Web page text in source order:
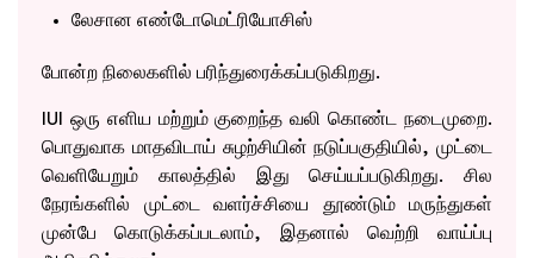
லேசான எண்டோமெட்ரியோசிஸ்
போன்ற நிலைகளில் பரிந்துரைக்கப்படுகிறது.
IUI ஒரு எளிய மற்றும் குறைந்த வலி கொண்ட நடைமுறை.
பொதுவாக மாதவிடாய் சுழற்சியின் நடுப்பகுதியில், முட்டை
வெளியேறும் காலத்தில் இது செய்யப்படுகிறது. சில
நேரங்களில் முட்டை வளர்ச்சியை தூண்டும் மருந்துகள்
முன்பே கொடுக்கப்படலாம், இதனால் வெற்றி வாய்ப்பு